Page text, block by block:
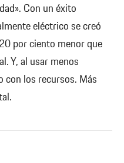
Con un éxito
eléctrico se creó
por ciento menor que
Y, al usar menos
con los recursos. Más